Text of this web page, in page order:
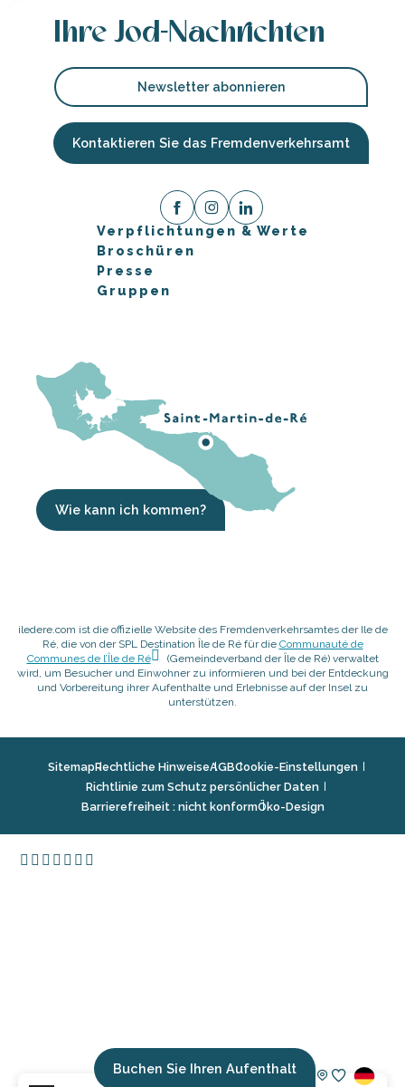
Buchen Sie Ihren Aufenthalt
Ihre Jod-Nachrichten
Newsletter abonnieren
Kontaktieren Sie das Fremdenverkehrsamt
Verpflichtungen & Werte
Broschüren
Presse
Gruppen
Wie kann ich kommen?
iledere.com ist die offizielle Website des Fremdenverkehrsamtes der Ile de
Ré, die von der SPL Destination Île de Ré für die Communauté de
Communes de l’Île de Ré
(Gemeindeverband der Île de Ré) verwaltet
wird, um Besucher und Einwohner zu informieren und bei der Entdeckung
und Vorbereitung ihrer Aufenthalte und Erlebnisse auf der Insel zu
unterstützen.
SitemapRechtliche HinweiseAGBCookie-Einstellungen
Richtlinie zum Schutz persönlicher Daten
Barrierefreiheit : nicht konformÖko-Design